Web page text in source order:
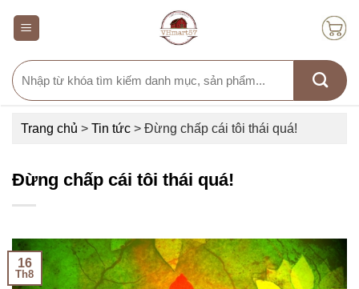
Search
for:
Trang chủ > Tin tức > Đừng chấp cái tôi thái quá!
Đừng chấp cái tôi thái quá!
16
Th8